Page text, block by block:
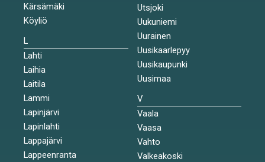
Kärsämäki
Köyliö
L
Lahti
Laihia
Laitila
Lammi
Lapinjärvi
Lapinlahti
Lappajärvi
Lappeenranta
Utsjoki
Uukuniemi
Uurainen
Uusikaarlepyy
Uusikaupunki
Uusimaa
V
Vaala
Vaasa
Vahto
Valkeakoski